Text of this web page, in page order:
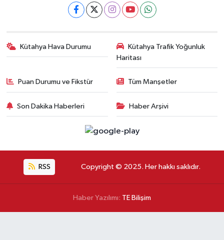
Kütahya Hava Durumu
Kütahya Trafik Yoğunluk
Haritası
Puan Durumu ve Fikstür Tüm Manşetler
Son Dakika Haberleri Haber Arşivi
RSS Copyright © 2025. Her hakkı saklıdır.
Haber Yazılımı: TE Bilişim